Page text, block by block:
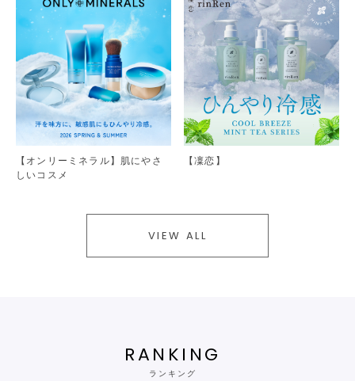
【オンリーミネラル】肌にやさ
しいコスメ
【凜恋】
VIEW ALL
RANKING
ランキング